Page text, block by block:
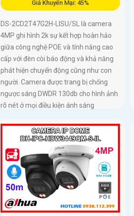
Giá Khuyến Mại: 45%
DS-2CD2T47G2H-LISU/SL là camera
4MP ghi hình 2k sự kết hợp hoàn hảo
giữa công nghệ POE và tính năng cao
cấp với đèn còi báo động và khả năng
phát hiện chuyển động cũng như con
người. Camera được trang bị chống
ngược sáng DWDR 130db cho hình ảnh
rõ nét ở mọi điều kiện ánh sáng